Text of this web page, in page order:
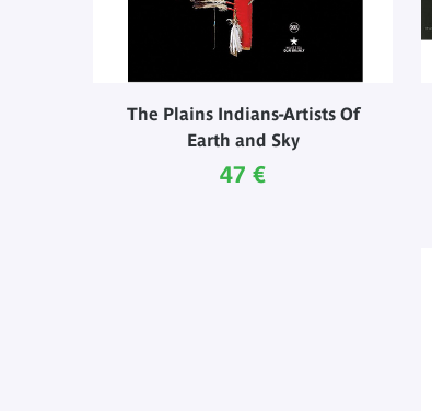
The Plains Indians-Artists Of
Earth and Sky
Prix ​​actuel
47 €